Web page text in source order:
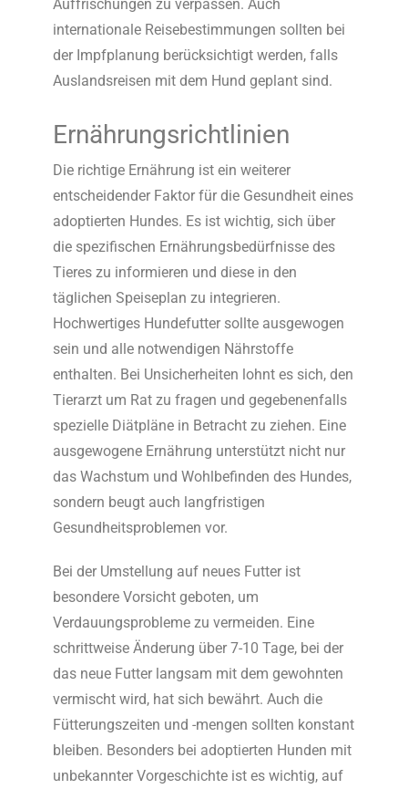
Auffrischungen zu verpassen. Auch
internationale Reisebestimmungen sollten bei
der Impfplanung berücksichtigt werden, falls
Auslandsreisen mit dem Hund geplant sind.
Ernährungsrichtlinien
Die richtige Ernährung ist ein weiterer
entscheidender Faktor für die Gesundheit eines
adoptierten Hundes. Es ist wichtig, sich über
die spezifischen Ernährungsbedürfnisse des
Tieres zu informieren und diese in den
täglichen Speiseplan zu integrieren.
Hochwertiges Hundefutter sollte ausgewogen
sein und alle notwendigen Nährstoffe
enthalten. Bei Unsicherheiten lohnt es sich, den
Tierarzt um Rat zu fragen und gegebenenfalls
spezielle Diätpläne in Betracht zu ziehen. Eine
ausgewogene Ernährung unterstützt nicht nur
das Wachstum und Wohlbefinden des Hundes,
sondern beugt auch langfristigen
Gesundheitsproblemen vor.
Bei der Umstellung auf neues Futter ist
besondere Vorsicht geboten, um
Verdauungsprobleme zu vermeiden. Eine
schrittweise Änderung über 7-10 Tage, bei der
das neue Futter langsam mit dem gewohnten
vermischt wird, hat sich bewährt. Auch die
Fütterungszeiten und -mengen sollten konstant
bleiben. Besonders bei adoptierten Hunden mit
unbekannter Vorgeschichte ist es wichtig, auf